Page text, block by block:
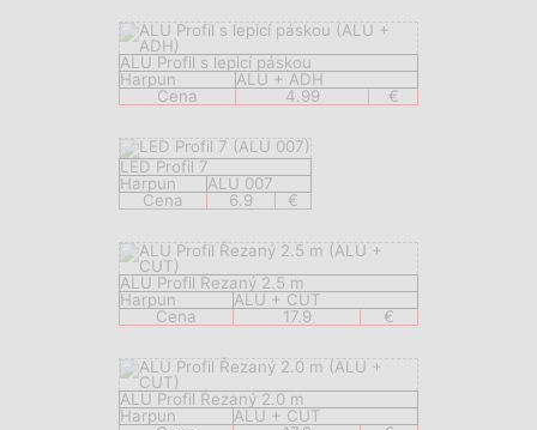
ALU Profil s lepicí páskou
Harpun
ALU + ADH
Cena
4.99 €
LED Profil 7
Harpun
ALU 007
Cena
6.9 €
ALU Profil Řezaný 2.5 m
Harpun
ALU + CUT
Cena
17.9 €
ALU Profil Řezaný 2.0 m
Harpun
ALU + CUT